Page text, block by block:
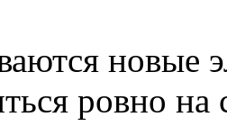
ровно